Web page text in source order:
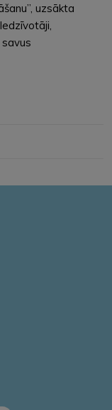
uzsākta